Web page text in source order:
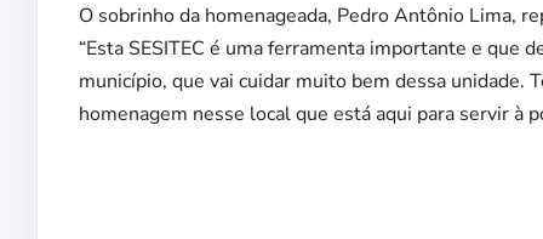
O sobrinho da homenageada, Pedro Antônio Lima,
“Esta SESITEC é uma ferramenta importante e que
município, que vai cuidar muito bem dessa unidade.
homenagem nesse local que está aqui para servir à